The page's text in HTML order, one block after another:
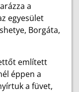
a
egyesület
Borgáta,
említett
éppen a
a füvet,